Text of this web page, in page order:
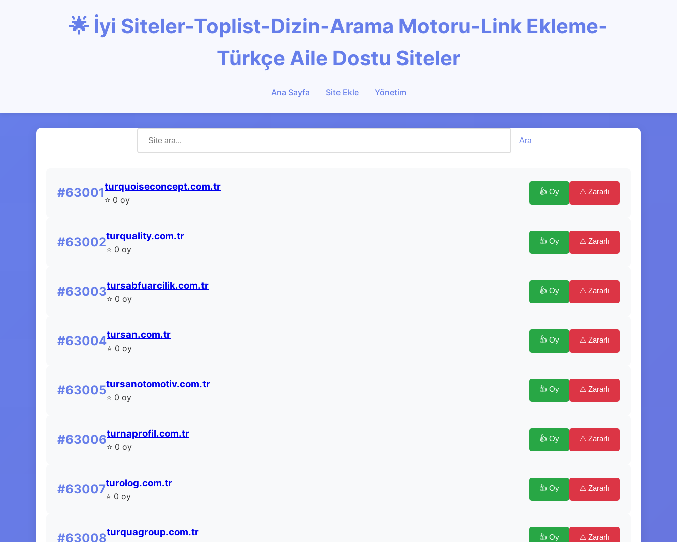
🌟 İyi Siteler-Toplist-Dizin-Arama Motoru-Link Ekleme-
Türkçe Aile Dostu Siteler
Ana Sayfa Site Ekle Yönetim
Ara
#63001turquoiseconcept.com.tr
⭐ 0 oy
👍 Oy ⚠️ Zararlı
#63002turquality.com.tr
⭐ 0 oy
👍 Oy ⚠️ Zararlı
#63003tursabfuarcilik.com.tr
⭐ 0 oy
👍 Oy ⚠️ Zararlı
#63004tursan.com.tr
⭐ 0 oy
👍 Oy ⚠️ Zararlı
#63005tursanotomotiv.com.tr
⭐ 0 oy
👍 Oy ⚠️ Zararlı
#63006turnaprofil.com.tr
⭐ 0 oy
👍 Oy ⚠️ Zararlı
#63007turolog.com.tr
⭐ 0 oy
👍 Oy ⚠️ Zararlı
#63008turquagroup.com.tr 👍 Oy ⚠️ Zararlı